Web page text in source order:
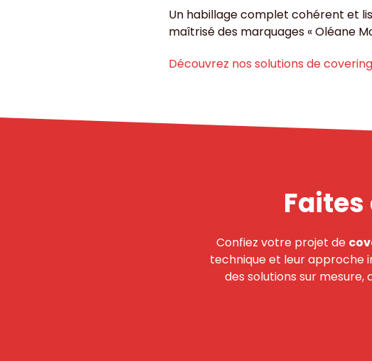
Un habillage complet cohérent et
maîtrisé des marquages « Oléane
Découvrez nos solutions de
Confiez votre projet de
technique et leur approche
des solutions sur